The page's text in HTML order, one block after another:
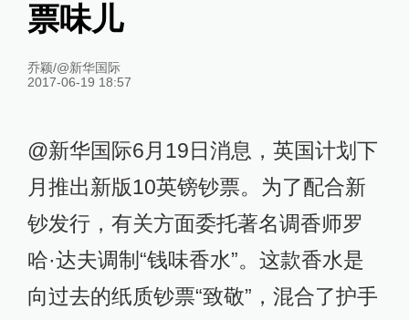
票味儿
乔颖/@新华国际
2017-06-19 18:57
@新华国际6月19日消息，英国计划下
月推出新版10英镑钞票。为了配合新
钞发行，有关方面委托著名调香师罗
哈·达夫调制“钱味香水”。这款香水是
向过去的纸质钞票“致敬”，混合了护手